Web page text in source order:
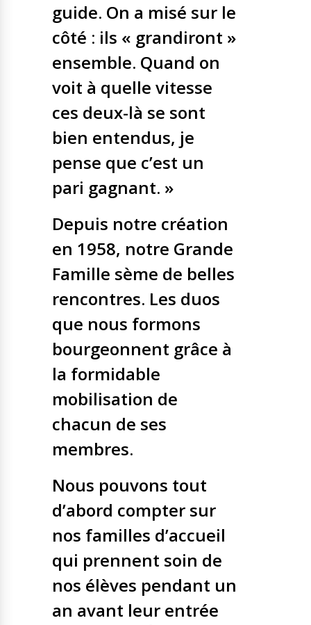
guide. On a misé sur le
côté : ils « grandiront »
ensemble. Quand on
voit à quelle vitesse
ces deux-là se sont
bien entendus, je
pense que c’est un
pari gagnant. »
Depuis notre création
en 1958, notre Grande
Famille sème de belles
rencontres. Les duos
que nous formons
bourgeonnent grâce à
la formidable
mobilisation de
chacun de ses
membres.
Nous pouvons tout
d’abord compter sur
nos familles d’accueil
qui prennent soin de
nos élèves pendant un
an avant leur entrée